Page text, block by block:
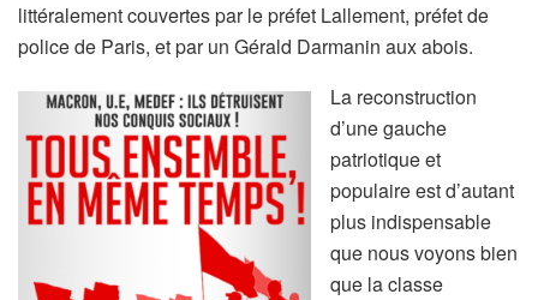
littéralement couvertes par le préfet Lallement, préfet de
police de Paris, et par un Gérald Darmanin aux abois.
La reconstruction
d’une gauche
patriotique et
populaire est d’autant
plus indispensable
que nous voyons bien
que la classe